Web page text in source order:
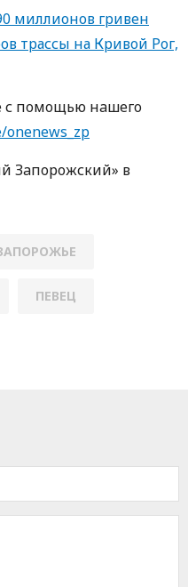
миллионов гривен
трассы на Кривой Рог,
с пoмoщью нaшегo
Зaпoрoжский» в
ПЕВЕЦ